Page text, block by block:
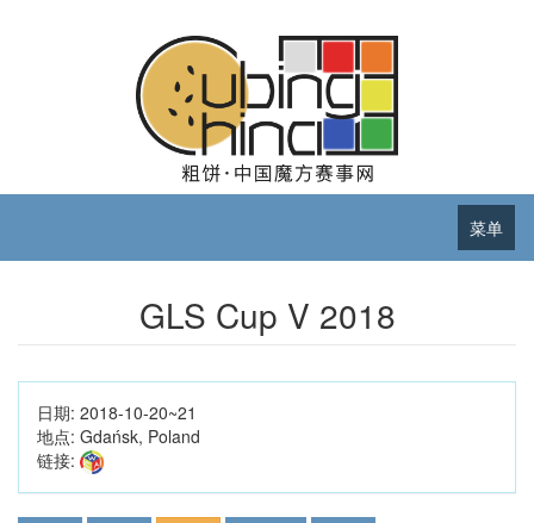
菜单
GLS Cup V 2018
日期: 2018-10-20~21
地点: Gdańsk, Poland
链接: